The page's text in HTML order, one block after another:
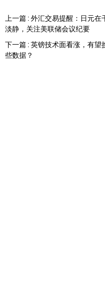
上一篇 : 外汇交易提醒：日元
淡静，关注美联储会议纪要
下一篇 : 英镑技术面看涨，有
些数据？